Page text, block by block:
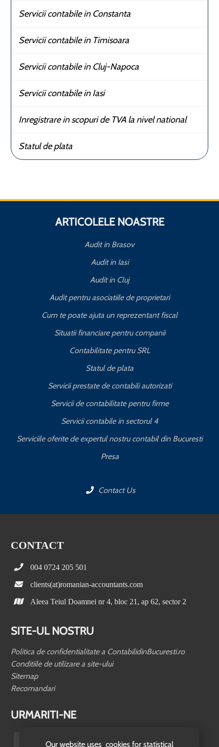
Our website uses cookies for statistical
Servicii contabile in Constanta
Servicii contabile in Timisoara
Servicii contabile in Cluj-Napoca
Servicii contabile in Iasi
Inregistrare in scopuri de TVA la nivel national
Statul de plata
ARTICOLELE NOASTRE
Audit in Brasov
Audit in Iasi
Audit in Cluj
Audit pentru asociatiile de proprietari
Cum te poate ajuta un reprezentant fiscal
Situatii financiare pentru companii
Contabilitate pentru SRL
Statul de plata
Servicii prestate de contabili autorizati
Servicii de contabilitate pentru firme
Servicii contabile in sectorul 4
Serviciile oferite de expertul nostru contabil din Bucuresti
Presa
Contact Us
CONTACT
004 0724 205 501
clients(at)romanian-accountants.com
Aleea Teiul Doamnei nr 4, bloc 21, ap 62, sector 2
SITE-UL NOSTRU
Politica de confidentialitate a ContabilidinBucuresti.ro
Conditiile de utilizare a site-ului
Sitemap
Recomandari
URMARITI-NE